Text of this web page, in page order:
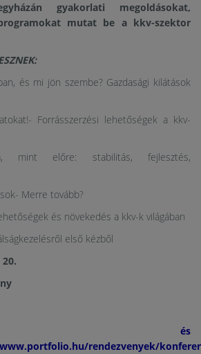
gyakorlati megoldásokat,
mutat be a kkv-szektor
és mi jön szembe? Gazdasági kilátások
Forrásszerzési lehetőségek a kkv-
mint előre: stabilitás, fejlesztés,
Merre tovább?
és növekedés a kkv-k világában
első kézből
és
rendezvenyek/